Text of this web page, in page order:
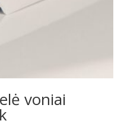
voniai